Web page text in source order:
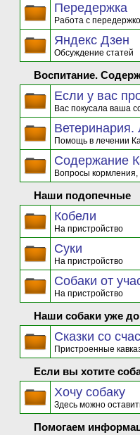
Передержка
Работа с
Яндекс Дзен
Обсуждение статей
Воспитание.
Если у вас
Вас покусала ваша
Помощь в лечении
Содержание
Вопросы кормления,
Наши подопечные
Кобели
На пристройство
Суки
На пристройство
Собаки от
На пристройство
Наши собаки уже
Сказки со
Пристроенные
Если вы хотите
Хочу собаку
Здесь можно
Помогаем